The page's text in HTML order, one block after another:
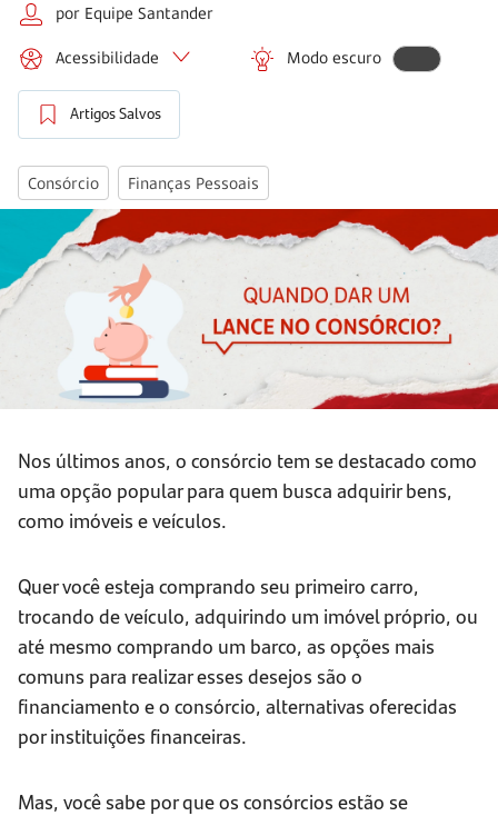
por Equipe Santander
Acessibilidade Modo escuro
Artigos Salvos
Consórcio Finanças Pessoais
Nos últimos anos, o consórcio tem se destacado como
uma opção popular para quem busca adquirir bens,
como imóveis e veículos.
Quer você esteja comprando seu primeiro carro,
trocando de veículo, adquirindo um imóvel próprio, ou
até mesmo comprando um barco, as opções mais
comuns para realizar esses desejos são o
financiamento e o consórcio, alternativas oferecidas
por instituições financeiras.
Mas, você sabe por que os consórcios estão se